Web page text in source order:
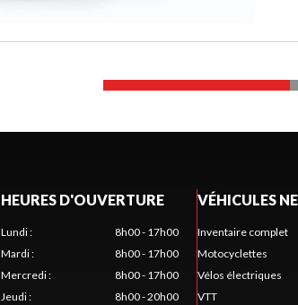
HEURES D'OUVERTURE
Lundi:
8h00 - 17h00
Mardi:
8h00 - 17h00
Mercredi:
8h00 - 17h00
Jeudi:
8h00 - 20h00
VÉHICULES
Inventaire complet
Motocyclettes
Vélos électriques
VTT